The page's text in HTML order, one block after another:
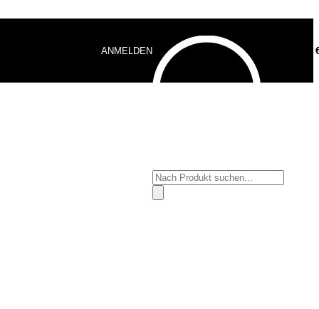
ANMELDEN
Products
search